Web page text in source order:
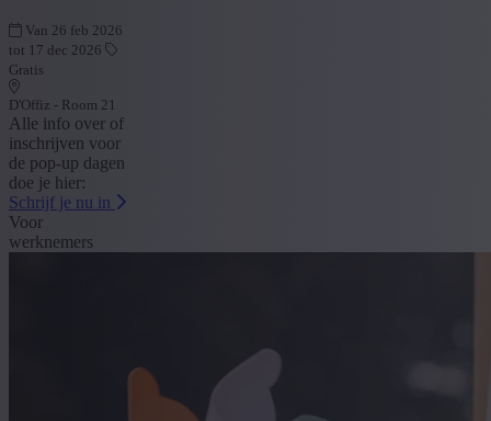
Van 26 feb 2026
tot 17 dec 2026
Gratis
D'Offiz - Room 21
Alle info over of
inschrijven voor
de pop-up dagen
doe je hier:
Schrijf je nu in
Voor
werknemers